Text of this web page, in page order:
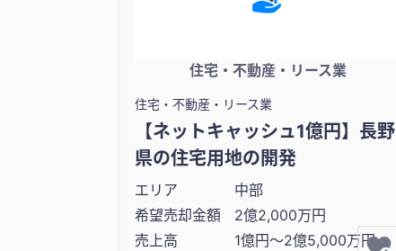
住宅・不動産・リース業
住宅・不動産・リース業
【ネットキャッシュ1億円】長野
県の住宅用地の開発
エリア
中部
希望売却金額
2億2,000万円
売上高
1億円〜2億5,000万円